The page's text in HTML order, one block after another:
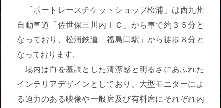
「ボートレースチケットショップ松浦」は西九州
自動車道「佐世保三川内ＩＣ」から車で約３５分と
なっており、松浦鉄道「福島口駅」から徒歩８分と
なっております。
場内は白を基調とした清潔感と明るさにあふれた
インテリアデザインとしており、大型モニターによ
る迫力のある映像や一般席及び有料席にそれぞれ内